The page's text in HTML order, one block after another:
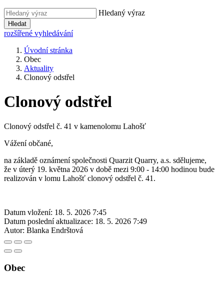
Hledaný výraz
Hledat
rozšířené vyhledávání
Úvodní stránka
Obec
Aktuality
Clonový odstřel
Clonový odstřel
Clonový odstřel č. 41 v kamenolomu Lahošť
Vážení občané,
na základě oznámení společnosti Quarzit Quarry, a.s. sdělujeme,
že v úterý 19. května 2026 v době mezi 9:00 - 14:00 hodinou bude
realizován v lomu Lahošť clonový odstřel č. 41.
Datum vložení: 18. 5. 2026 7:45
Datum poslední aktualizace: 18. 5. 2026 7:49
Autor: Blanka Endrštová
Obec